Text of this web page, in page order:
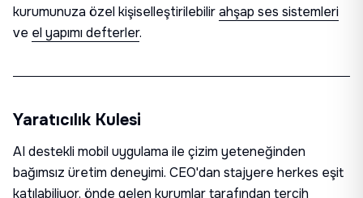
kurumunuza özel kişiselleştirilebilirahşap ses sistemleri
ve el yapımı defterler.
Yaratıcılık Kulesi
AI destekli mobil uygulama ile çizim yeteneğinden
bağımsız üretim deneyimi. CEO'dan stajyere herkes eşit
katılabiliyor, önde gelen kurumlartarafından tercih